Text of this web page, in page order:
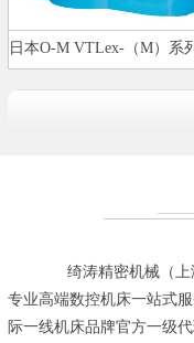
绮涛精密机械（上
专业高端数控机床一站式
际一线机床品牌官方一级